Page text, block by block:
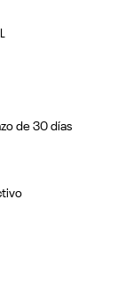
de 30 días